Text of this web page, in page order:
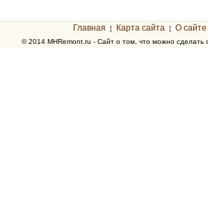
Главная ¦ Карта сайта ¦ О сайте
© 2014 MHRemont.ru - Сайт о том, что можно сделать